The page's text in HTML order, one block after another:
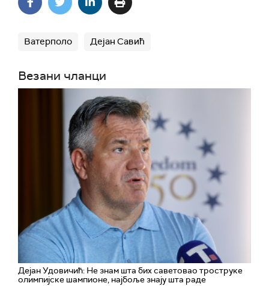
Ватерполо Дејан Савић
Везани чланци
Дејан Удовичић: Не знам шта бих саветовао троструке
олимпијске шампионе, најбоље знају шта раде